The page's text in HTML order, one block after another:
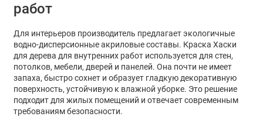
работ
Для интерьеров производитель предлагает экологичные
водно-дисперсионные акриловые составы. Краска Хаски
для дерева для внутренних работиспользуется для стен,
потолков, мебели, дверей и панелей. Она почти не имеет
запаха, быстро сохнет и образует гладкую декоративную
поверхность, устойчивую к влажной уборке. Это решение
подходит для жилых помещений и отвечает современным
требованиям безопасности.